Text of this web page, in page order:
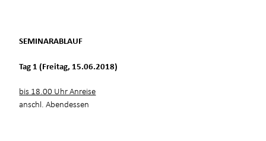
SEMINARABLAUF
Tag 1 (Freitag, 15.06.2018)
bis 18.00 Uhr Anreise
anschl. Abendessen